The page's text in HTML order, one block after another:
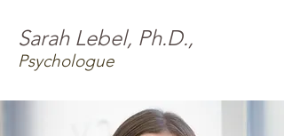
Sarah Lebel, Ph.D.,
Psychologue